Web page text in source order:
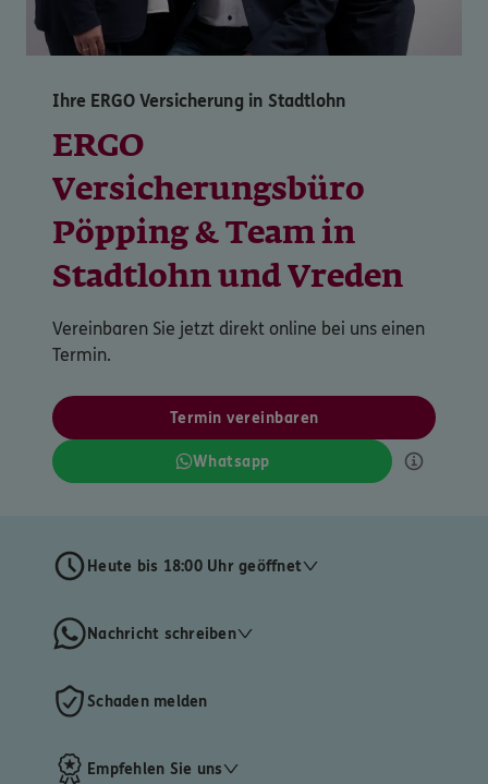
Ihre ERGO Versicherung in Stadtlohn
ERGO
Versicherungsbüro
Pöpping & Team in
Stadtlohn und Vreden
Vereinbaren Sie jetzt direkt online bei uns einen
Termin.
Termin vereinbaren
Whatsapp
Heute bis 18:00 Uhr geöffnet
Nachricht schreiben
Schaden melden
Empfehlen Sie uns